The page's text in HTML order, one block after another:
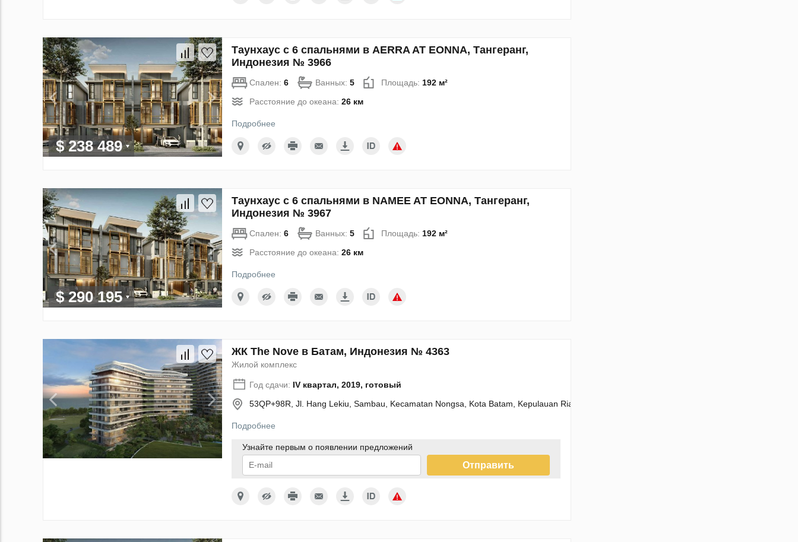
$ 238 489
Таунхаус с 6 спальнями в AERRA AT EONNA, Тангеранг,
Индонезия № 3966
Спален: 6 Ванных: 5 Площадь: 192 м²
Расстояние до океана: 26 км
Подробнее
$ 290 195
Таунхаус с 6 спальнями в NAMEE AT EONNA, Тангеранг,
Индонезия № 3967
Спален: 6 Ванных: 5 Площадь: 192 м²
Расстояние до океана: 26 км
Подробнее
ЖК The Nove в Батам, Индонезия № 4363
Жилой комплекс
Год сдачи: IV квартал, 2019, готовый
53QP+98R, Jl. Hang Lekiu, Sambau, Kecamatan Nongsa, Kota Batam, Kepulauan Riau
Подробнее
Узнайте первым о появлении предложений
Отправить
данных